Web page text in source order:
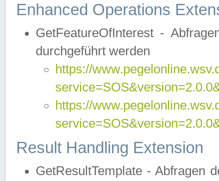
Enhanced Operations
GetFeatureOfInterest -
durchgeführt werden
https://
https://
Result Handling Extension
GetResultTemplate - Abfragen